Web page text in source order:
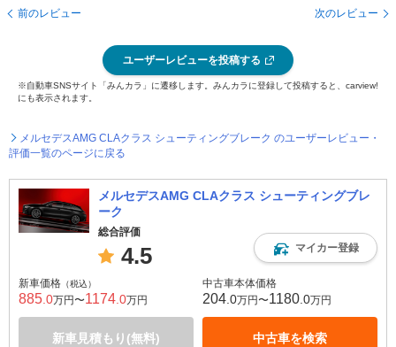
前のレビュー 次のレビュー
ユーザーレビューを投稿する
※自動車SNSサイト「みんカラ」に遷移します。みんカラに登録して投稿すると、carview!
にも表示されます。
メルセデスAMG CLAクラス シューティングブレーク のユーザーレビュー・
評価一覧のページに戻る
メルセデスAMG CLAクラス シューティングブレ
ーク
総合評価
4.5 マイカー登録
新車価格 （税込）
885 .0万円〜1174 .0万円
新車見積もり(無料)
中古車本体価格
204 .0万円〜1180 .0万円
中古車を検索